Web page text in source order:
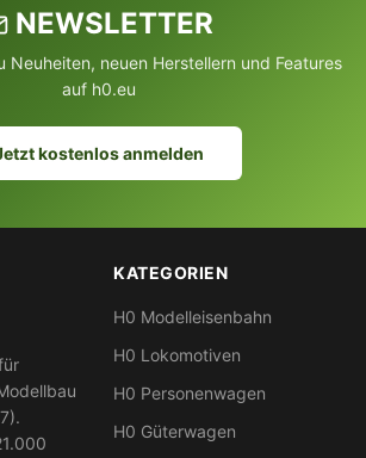
NEWSLETTER
Neuheiten, neuen Herstellern und Features
auf h0.eu
kostenlos anmelden
KATEGORIEN
H0 Modelleisenbahn
H0 Lokomotiven
H0 Personenwagen
H0 Güterwagen